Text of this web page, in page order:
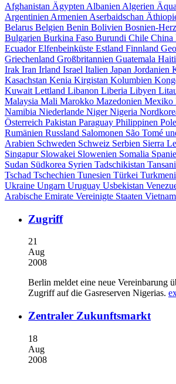
Afghanistan Ägypten Albanien Algerien
Argentinien Armenien Aserbaidschan
Belarus Belgien Benin Bolivien Bosnien-
Bulgarien Burkina Faso Burundi Chile China
EcuadorElfenbeinküste Estland Finnland
Griechenland Großbritannien Guatemala Haiti
Irak Iran Irland Israel Italien Japan Jordanien
Kasachstan Kenia Kirgistan Kolumbien
Kuwait Lettland Libanon Liberia Libyen
Malaysia Mali Marokko Mazedonien Mexiko
Namibia Niederlande NigerNigeria
Österreich Pakistan Paraguay Philippinen
Rumänien Russland Salomonen São Tomé
Arabien Schweden Schweiz Serbien Sierra
Singapur Slowakei Slowenien Somalia
Sudan Südkorea Syrien Tadschikistan
Tschad Tschechien Tunesien Türkei
Ukraine Ungarn Uruguay Usbekistan
Arabische Emirate Vereinigte Staaten Vietnam
Zugriff
21
Aug
2008
Berlin meldet eine neue Vereinbarung
Zugriff auf die Gasreserven Nigerias.
Zentraler Zukunftsmarkt
18
Aug
2008